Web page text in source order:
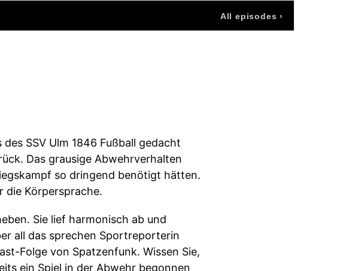
All episodes ›
SSV Ulm 1846 Fußball gedacht
Das grausige Abwehrverhalten
so dringend benötigt hätten.
die Körpersprache.
Sie lief harmonisch ab und
all das sprechen Sportreporterin
Folge von Spatzenfunk. Wissen Sie,
ein Spiel in der Abwehr begonnen